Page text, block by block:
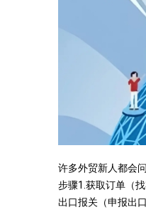
许多外贸新人都会
步骤1.获取订单（
出口报关（申报出